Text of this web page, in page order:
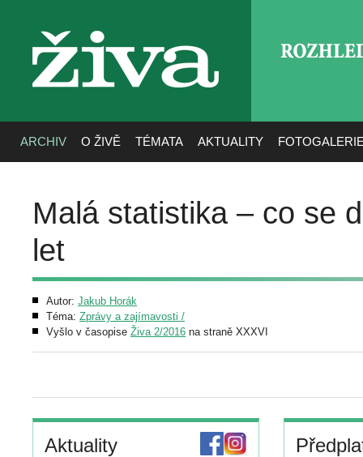
živa
ARCHIV O ŽIVĚ TÉMATA AKTUALITY
Malá statistika – co se
let
Autor: Jakub Horák
Téma: Zprávy a zajímavosti /
Vyšlo v časopise Živa 2/2016 na straně XXXVI
Aktuality